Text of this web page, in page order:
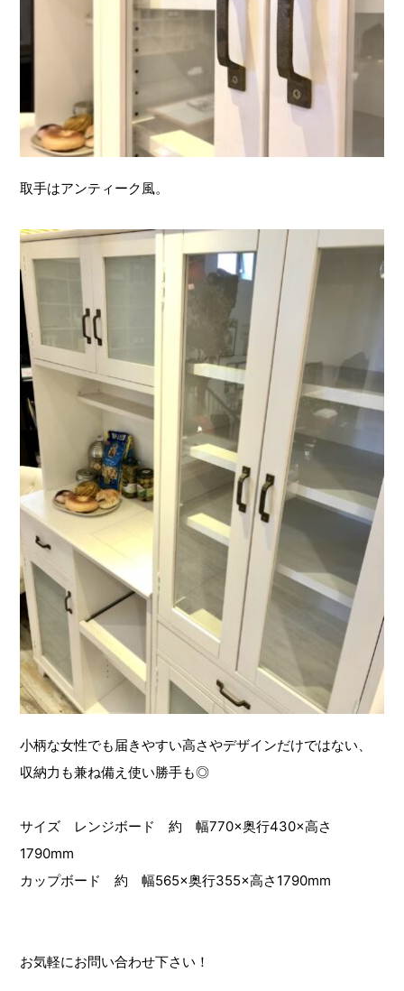
取手はアンティーク風。
小柄な女性でも届きやすい高さやデザインだけではない、
収納力も兼ね備え使い勝手も◎
サイズ レンジボード 約 幅770×奥行430×高さ
1790mm
カップボード 約 幅565×奥行355×高さ1790mm
お気軽にお問い合わせ下さい！